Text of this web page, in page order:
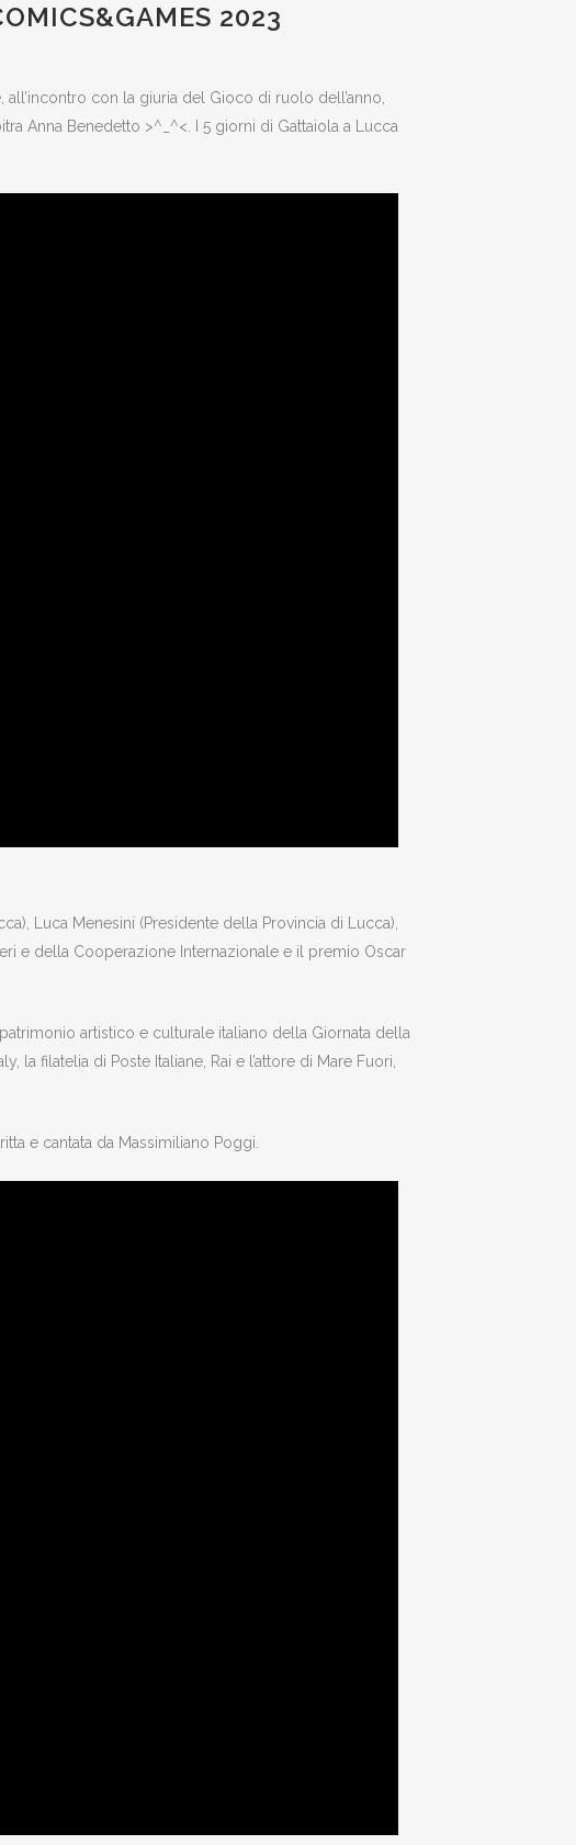
2023
con la giuria del Gioco di ruolo dell’anno,
Anna Benedetto >^_^<. I 5 giorni di Gattaiola a Lucca
Luca Menesini (Presidente della Provincia di Lucca),
e della Cooperazione Internazionale e il premio Oscar
artistico e culturale italiano della Giornata della
la filatelia di Poste Italiane, Rai e l’attore di Mare Fuori,
e cantata da Massimiliano Poggi.